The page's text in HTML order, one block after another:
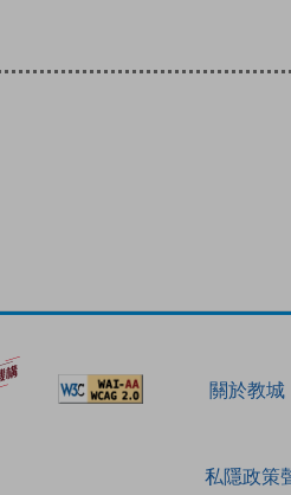
關於教城
私隱政策